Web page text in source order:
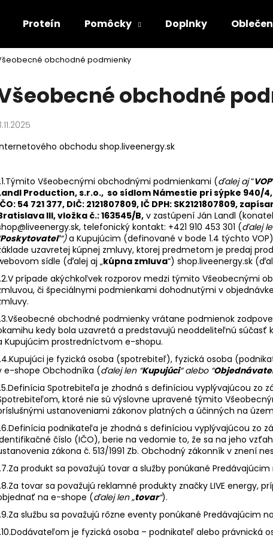
Proteín Pomôcky Doplnky
obchodné podmienky
obchodné
obchodu shop.liveenergy.sk
Všeobecnými obchodnými podmienkami (ďalej aj“VOP
Production,s.r.o., so sídlom Námestie pri sýpke 940/
54 721 377, DIČ: 2121807809, IČ DPH: SK2121807809,
III, vložka č.: 163545/B, v zastúpení Ján Landl
, telefonický kontakt: +421 910 453 301 (ďalej
Poskytovateľ“)a Kupujúcim (definované v bode 1.4 týchto
uzavretej kúpnej zmluvy, ktorej predmetom je predaj
sídle (ďalej aj „kúpna zmluva“) shop.liveenergy.sk
prípade akýchkoľvek rozporov medzi týmito Všeobecnými
či špeciálnymi podmienkami dohodnutými v
obchodné podmienky vrátane podmienok
kedy bola uzavretá a predstavujú neoddeliteľnú
Kupujúcim prostredníctvom e-shopu.
je fyzická osoba (spotrebiteľ), fyzická osoba
e-shope Obchodníka (ďalej len “Kupujúci“ alebo “
Spotrebiteľa je zhodná s definíciou vyplývajúcou zo
ktoré nie sú výslovne upravené týmito
ustanoveniami zákonov platných a účinných na
podnikateľa je zhodná s definíciou vyplývajúcou zo
číslo (IČO), berie na vedomie to, že sa na jeho
zákona č. 513/1991 Zb. Obchodný zákonník v znení
produkt sa považujú tovar a služby ponúkané
tovar sa považujú reklamné produkty značky LIVE energy,
na e-shope (ďalej len „tovar“).
službu sa považujú rôzne eventy ponúkané Predávajúcim
je fyzická osoba – podnikateľ alebo právnická
Čo potrebujete nájsť?
SEM MIKINA OVERSIZED
VOĽBA JE NA
€29,90